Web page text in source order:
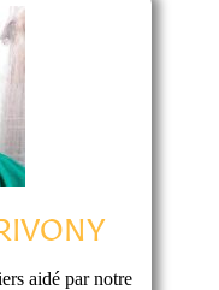
aidé par notre